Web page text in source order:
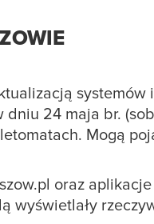
systemów
24 maja br.
Mogą
oraz
wyświetlały